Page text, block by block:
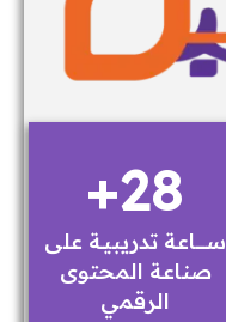
28
+
ســــــــاعة تدريبيـة على
صناعة المحتوى
الرقمي